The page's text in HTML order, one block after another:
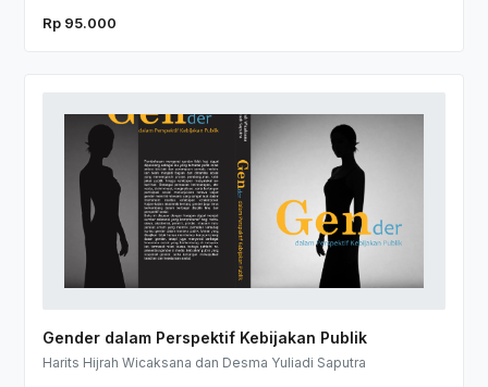
Rp 95.000
Gender dalam Perspektif Kebijakan Publik
Harits Hijrah Wicaksana dan Desma Yuliadi Saputra